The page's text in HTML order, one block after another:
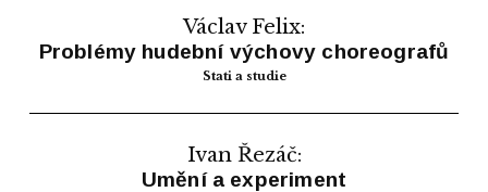
Václav Felix:
Problémy hudební výchovy choreografů
Stati a studie
Ivan Řezáč:
Umění a experiment